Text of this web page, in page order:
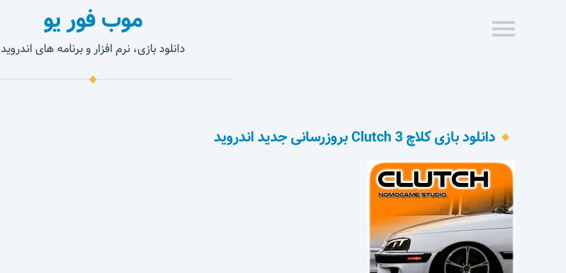
موب فور یو
دانلود بازی، نرم افزار و برنامه های اندروید
دانلود بازی کلاچ Clutch 3 بروزرسانی جدید اندروید